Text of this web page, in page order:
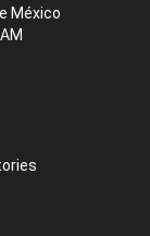
México